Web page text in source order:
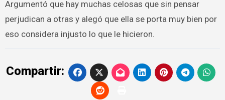
Argumentó que hay muchas celosas que sin pensar
perjudican a otras y alegó que ella se porta muy bien por
eso considera injusto lo que le hicieron.
Compartir: